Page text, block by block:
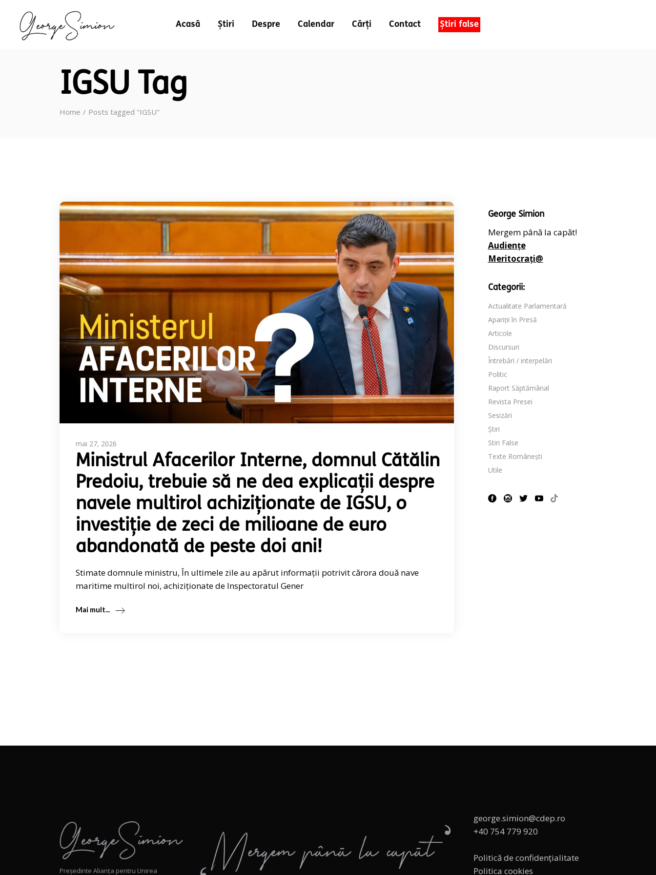
Acasă Știri Despre Calendar Cărți Contact Știri false
IGSU Tag
Home Posts tagged "IGSU"
mai 27, 2026
Ministrul Afacerilor Interne, domnul Cătălin
Predoiu, trebuie să ne dea explicații despre
navele multirol achiziționate de IGSU, o
investiție de zeci de milioane de euro
abandonată de peste doi ani!
Stimate domnule ministru, În ultimele zile au apărut informații potrivit cărora două nave
maritime multirol noi, achiziționate de Inspectoratul Gener
Mai mult...
George Simion
Mergem până la capăt!
Audiențe
Meritocrați@
Categorii:
Actualitate Parlamentară
Apariții în Presă
Articole
Discursuri
Întrebări / interpelări
Politic
Raport Săptămânal
Revista Presei
Sesizări
Știri
Stiri False
Texte Românești
Utile
Președinte Alianța pentru Unirea
george.simion@cdep.ro
+40 754 779 920
Politică de confidențialitate
Politica cookies